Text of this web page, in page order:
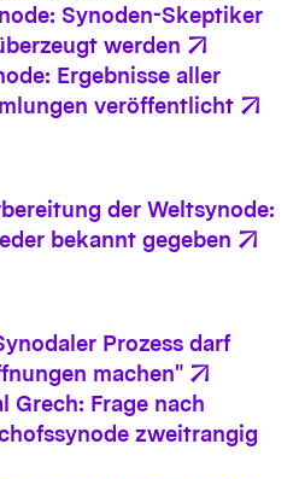
Synoden-Skeptiker
werden
Ergebnisse aller
veröffentlicht
der Weltsynode:
bekannt gegeben
Prozess darf
machen"
Grech: Frage nach
zweitrangig